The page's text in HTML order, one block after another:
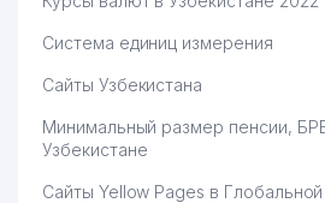
Система единиц измерения
Сайты Узбекистана
Минимальный размер пенсии,
Узбекистане
Сайты Yellow Pages в